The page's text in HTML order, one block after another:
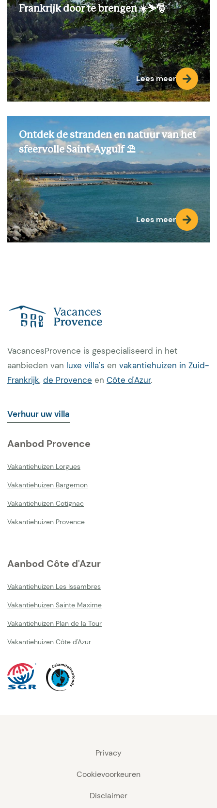
Frankrijk door te brengen ☀️⛷️🎅
Lees meer
Ontdek de stranden en natuur van het
sfeervolle Saint-Aygulf ⛱️
Lees meer
VacancesProvence is gespecialiseerd in het
aanbieden van luxe villa's en vakantiehuizen in Zuid-
Frankrijk, de Provence en Côte d'Azur.
Verhuur uw villa
Aanbod Provence
Vakantiehuizen Lorgues
Vakantiehuizen Bargemon
Vakantiehuizen Cotignac
Vakantiehuizen Provence
Aanbod Côte d'Azur
Vakantiehuizen Les Issambres
Vakantiehuizen Sainte Maxime
Vakantiehuizen Plan de la Tour
Vakantiehuizen Côte d'Azur
Privacy
Cookievoorkeuren
Disclaimer